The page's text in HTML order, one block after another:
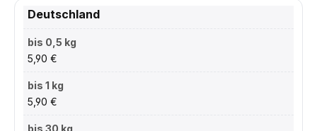
Deutschland
5,90 €
5,90 €